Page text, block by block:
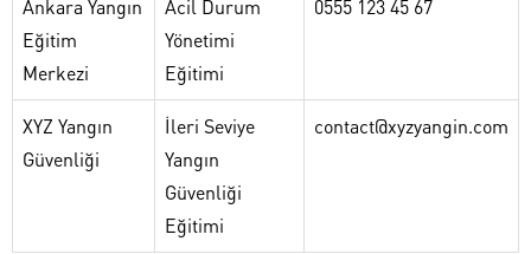
Ankara Yangın
Eğitim
Merkezi
Acil Durum
Yönetimi
Eğitimi
0555 123 45 67
XYZ Yangın
Güvenliği
İleri Seviye
Yangın
Güvenliği
Eğitimi
contact@xyzyangin.com